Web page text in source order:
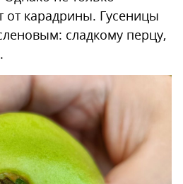
карадрины. Гусеницы
сладкому перцу,